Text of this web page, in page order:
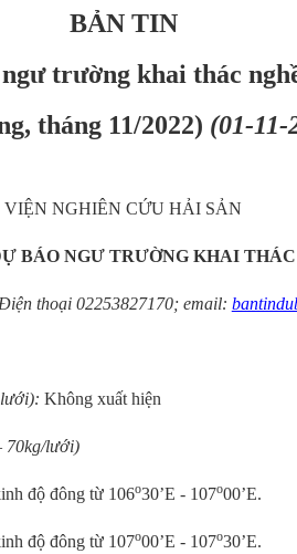
BẢN TIN
trường khai thác
tháng 11/2022) (01-11-
VIỆN NGHIÊN CỨU HẢI SẢN
BÁO NGƯ TRƯỜNG KHAI
thoại 02253827170; email:
Không xuất hiện
70kg/lưới)
độ đông từ 106o30’E - 107o00’E.
độ đông từ 107o00’E - 107o30’E.